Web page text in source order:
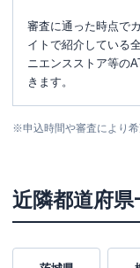
審査に通った時点で
イトで紹介している
ニエンスストア等の
きます。
※申込時間や審査により
近隣都道府県